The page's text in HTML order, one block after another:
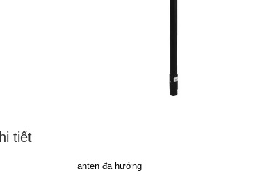
tiết
anten đa hướng